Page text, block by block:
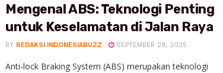
Mengenal ABS: Teknologi Penting
untuk Keselamatan di Jalan Raya
BY REDAKSI INDONESIABUZZ SEPTEMBER 29, 2025
Anti-lock Braking System (ABS) merupakan teknologi